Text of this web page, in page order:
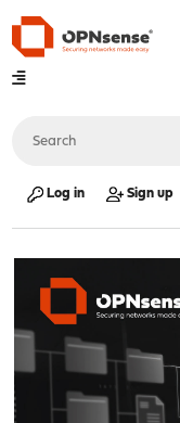
Log in Sign up